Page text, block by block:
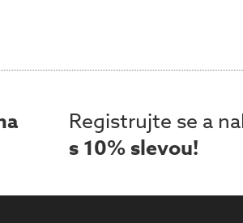
Registrujte se a
s 10% slevou!